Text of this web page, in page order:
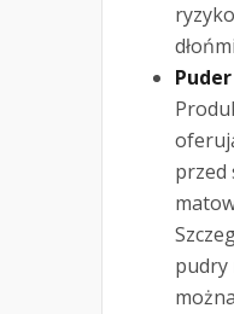
przed
pudry